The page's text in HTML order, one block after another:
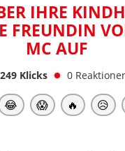
IHRE
FREUNDIN
MC AUF
Klicks 0
😂 😱 🔥 😥